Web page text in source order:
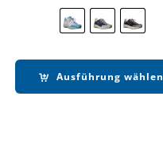
Ausführung wählen